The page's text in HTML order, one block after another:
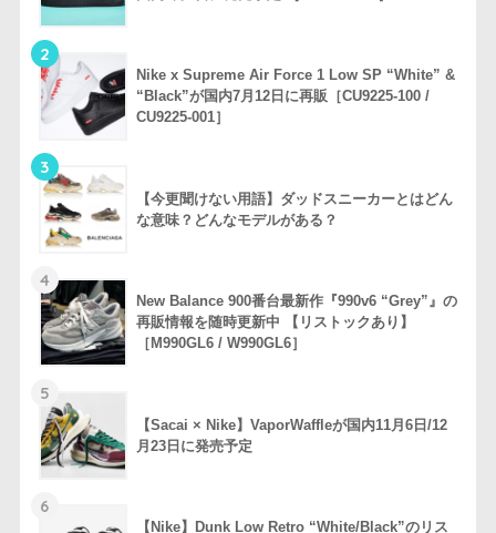
2
Nike x Supreme Air Force 1 Low SP “White” &
“Black”が国内7月12日に再販［CU9225-100 /
CU9225-001］
3
【今更聞けない用語】ダッドスニーカーとはどん
な意味？どんなモデルがある？
4
New Balance 900番台最新作『990v6 “Grey”』の
再販情報を随時更新中 【リストックあり】
［M990GL6 / W990GL6］
5
【Sacai × Nike】VaporWaffleが国内11月6日/12
月23日に発売予定
6
【Nike】Dunk Low Retro “White/Black”のリス